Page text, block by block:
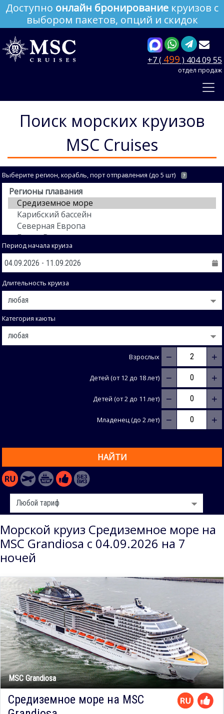
Доступно онлайн бронирование круизов с
выбором пакетов, опций и скидок
+7 ( 499 ) 404 09 55
отдел продаж
Поиск морских круизов
MSC Cruises
Выберите регион, корабль, порт отправления (до 5 шт) ?
Период начала круиза
Длительность круиза
Категория каюты
Взрослых − +
Детей (от 12 до 18 лет) − +
Детей (от 2 до 11 лет) − +
Младенец (до 2 лет) − +
НАЙТИ
Морской круиз Средиземное море на
MSC Grandiosa с 04.09.2026 на 7
ночей
MSC Grandiosa
Средиземное море на MSC